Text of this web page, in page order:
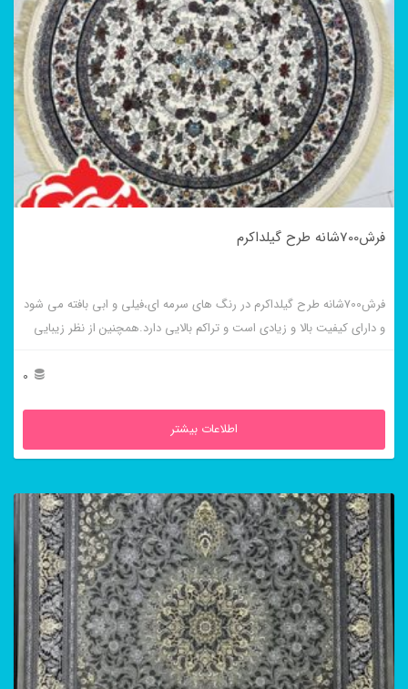
فرش700شانه طرح گیلداکرم
فرش700شانه طرح گیلداکرم در رنگ های سرمه ای،فیلی و ابی بافته می شود
و دارای کیفیت بالا و زیادی است و تراکم بالایی دارد.همچنین از نظر زیبایی
0
اطلاعات بیشتر